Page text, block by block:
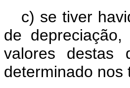
c) se tiver
de
valores destas
determinado nos